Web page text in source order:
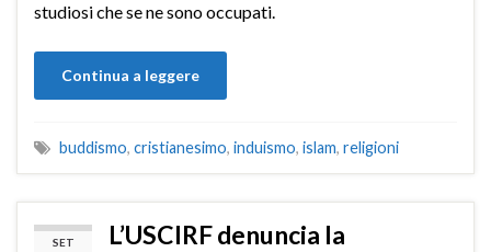
studiosi che se ne sono occupati.
Continua a leggere
buddismo, cristianesimo, induismo, islam, religioni
SET
L’USCIRF denuncia la